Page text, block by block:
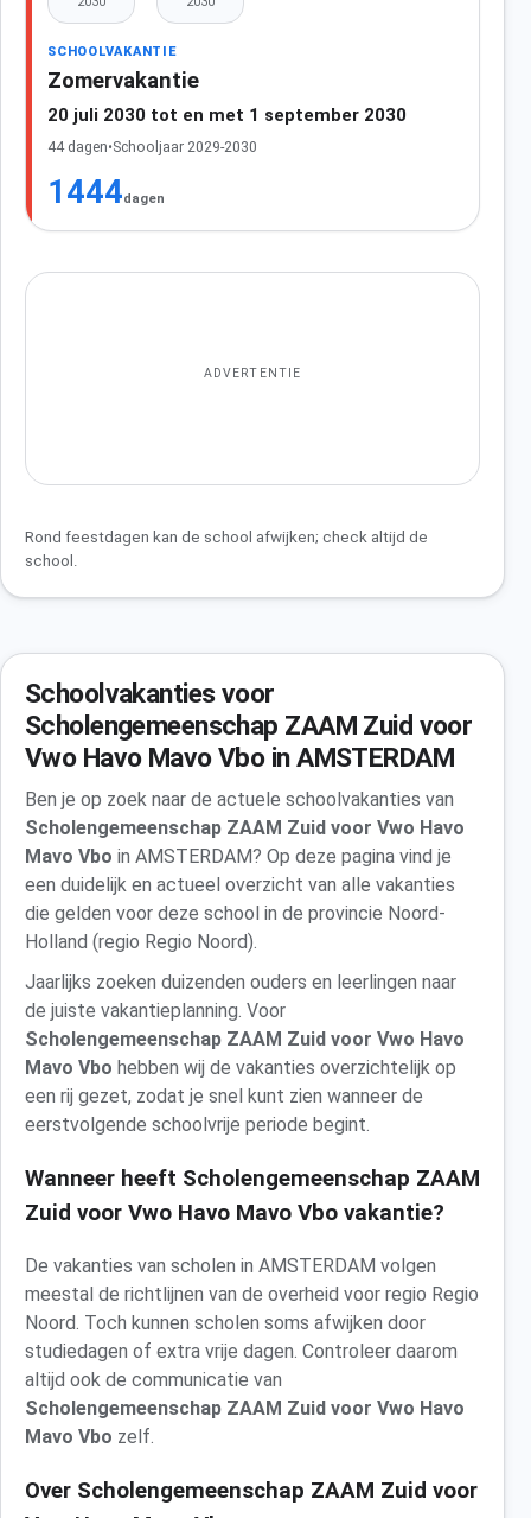
SCHOOLVAKANTIE
Zomervakantie
20 juli 2030 tot en met 1 september 2030
44 dagen•Schooljaar 2029-2030
1444dagen
ADVERTENTIE
Rond feestdagen kan de school afwijken; check altijd de
school.
Schoolvakanties voor
Scholengemeenschap ZAAM Zuid voor
Vwo Havo Mavo Vbo in AMSTERDAM
Ben je op zoek naar de actuele schoolvakanties van
Scholengemeenschap ZAAM Zuid voor Vwo Havo
Mavo Vbo in AMSTERDAM? Op deze pagina vind je
een duidelijk en actueel overzicht van alle vakanties
die gelden voor deze school in de provincie Noord-
Holland (regio Regio Noord).
Jaarlijks zoeken duizenden ouders en leerlingen naar
de juiste vakantieplanning. Voor
Scholengemeenschap ZAAM Zuid voor Vwo Havo
Mavo Vbo hebben wij de vakanties overzichtelijk op
een rij gezet, zodat je snel kunt zien wanneer de
eerstvolgende schoolvrije periode begint.
Wanneer heeft Scholengemeenschap ZAAM
Zuid voor Vwo Havo Mavo Vbo vakantie?
De vakanties van scholen in AMSTERDAM volgen
meestal de richtlijnen van de overheid voor regio Regio
Noord. Toch kunnen scholen soms afwijken door
studiedagen of extra vrije dagen. Controleer daarom
altijd ook de communicatie van
Scholengemeenschap ZAAM Zuid voor Vwo Havo
Mavo Vbo zelf.
Over Scholengemeenschap ZAAM Zuid voor